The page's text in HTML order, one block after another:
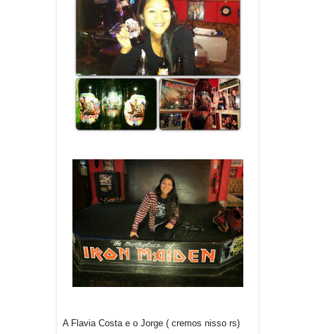
A Flavia Costa e o Jorge ( cremos nisso rs)